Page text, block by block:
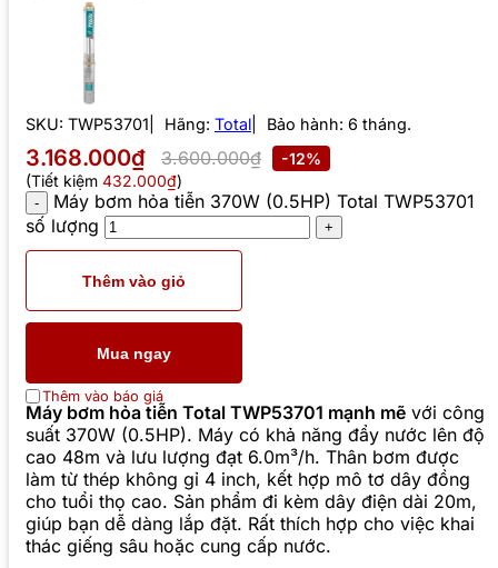
SKU: TWP53701 Hãng: Total Bảo hành: 6 tháng.
3.168.000₫ 3.600.000₫
-12%
(Tiết kiệm 432.000₫)
Máy bơm hỏa tiễn 370W (0.5HP) Total TWP53701
số lượng
Thêm vào giỏ
Mua ngay
Thêm vào báo giá
Máy bơm hỏa tiễn Total TWP53701 mạnh mẽ với công
suất 370W (0.5HP). Máy có khả năng đẩy nước lên độ
cao 48m và lưu lượng đạt 6.0m³/h. Thân bơm được
làm từ thép không gỉ 4 inch, kết hợp mô tơ dây đồng
cho tuổi thọ cao. Sản phẩm đi kèm dây điện dài 20m,
giúp bạn dễ dàng lắp đặt. Rất thích hợp cho việc khai
thác giếng sâu hoặc cung cấp nước.